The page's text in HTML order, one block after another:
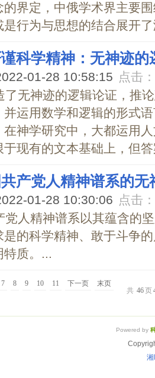
界定，中俄学术界主要
行为与思想的结合展开
科学精神：无神迹的
01-28 10:58:15 点击：
了无神迹的逻辑论证，推
运用数学和逻辑的形式
神学研究中，大都运用
现有的文本基础上，但
产党人精神谱系的无
01-28 10:30:06 点击：
党人精神谱系以其蕴含的
的科学精神、敢于斗争
特质。...
7 8 9 10 11 下一页
末页
共 46页
Powered by